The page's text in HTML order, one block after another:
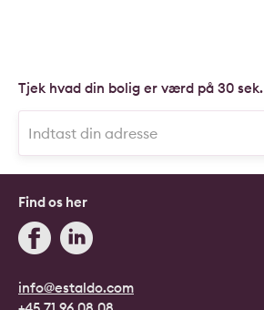
Tjek hvad din bolig er værd på 30 sek.
info@estaldo.com
Find os her